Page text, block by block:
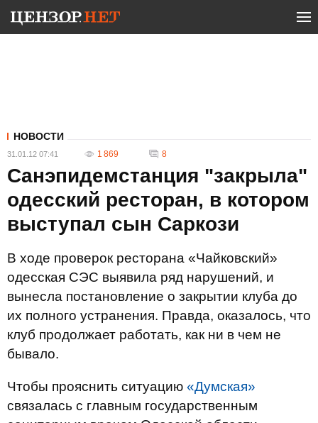
НОВОСТИ
31.01.12 07:41 1 869 8
Санэпидемстанция "закрыла"
одесский ресторан, в котором
выступал сын Саркози
В ходе проверок ресторана «Чайковский»
одесская СЭС выявила ряд нарушений, и
вынесла постановление о закрытии клуба до
их полного устранения. Правда, оказалось, что
клуб продолжает работать, как ни в чем не
бывало.
Чтобы прояснить ситуацию «Думская»
связалась с главным государственным